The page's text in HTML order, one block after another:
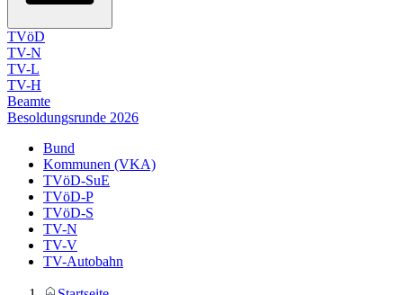
TVöD
TV-N
TV-L
TV-H
Beamte
Besoldungsrunde 2026
Bund
Kommunen (VKA)
TVöD-SuE
TVöD-P
TVöD-S
TV-N
TV-V
TV-Autobahn